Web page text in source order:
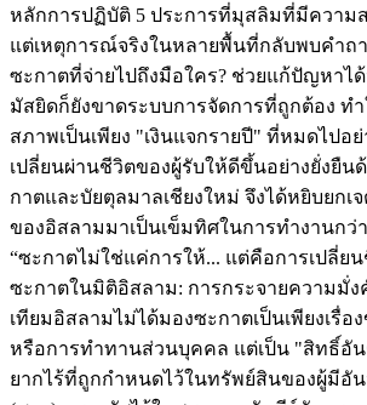
หลักการปฏิบัติ 5 ประการที่มุสลิมที่มีความ
แต่เหตุการณ์จริงในหลายพื้นที่กลับพบคำถา
ซะกาตที่จ่ายไปถึงมือใคร? ช่วยแก้ปัญหาได้
มัสยิดก็ยังขาดระบบการจัดการที่ถูกต้อง ท
สภาพเป็นเพียง "เงินแจกรายปี" ที่หมดไปอย่
เปลี่ยนผ่านชีวิตของผู้รับให้ดีขึ้นอย่างยั่งยืน
กาตและบัยตุลมาลเชียงใหม่ จึงได้หยิบยก
ของอิสลามมาเป็นเข็มทิศในการทำงานกว่
“ซะกาตไม่ใช่แค่การให้... แต่คือการเปลี่ย
ซะกาตในมิติอิสลาม: การกระจายความมั่ง
เทียม ​อิสลามไม่ได้มองซะกาตเป็นเพียงเรื่อ
หรือการทำทานส่วนบุคคล แต่เป็น "สิทธิ์อั
ยากไร้ที่ถูกกำหนดไว้ในทรัพย์สินของผู้มีอั